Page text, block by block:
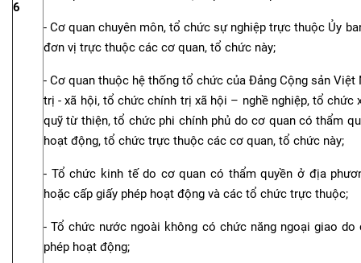
6
- Cơ quan chuyên môn, tổ chức sự nghiệp trực thuộc Ủy
đơn vị trực thuộc các cơ quan, tổ chức này;
- Cơ quan thuộc hệ thống tổ chức của Đảng Cộng sản
trị - xã hội, tổ chức chính trị xã hội – nghề nghiệp, tổ chức
quỹ từ thiện, tổ chức phi chính phủ do cơ quan có thẩm
hoạt động, tổ chức trực thuộc các cơ quan, tổ chức này;
- Tổ chức kinh tế do cơ quan có thẩm quyền ở địa
hoặc cấp giấy phép hoạt động và các tổ chức trực thuộc;
- Tổ chức nước ngoài không có chức năng ngoại giao
phép hoạt động;